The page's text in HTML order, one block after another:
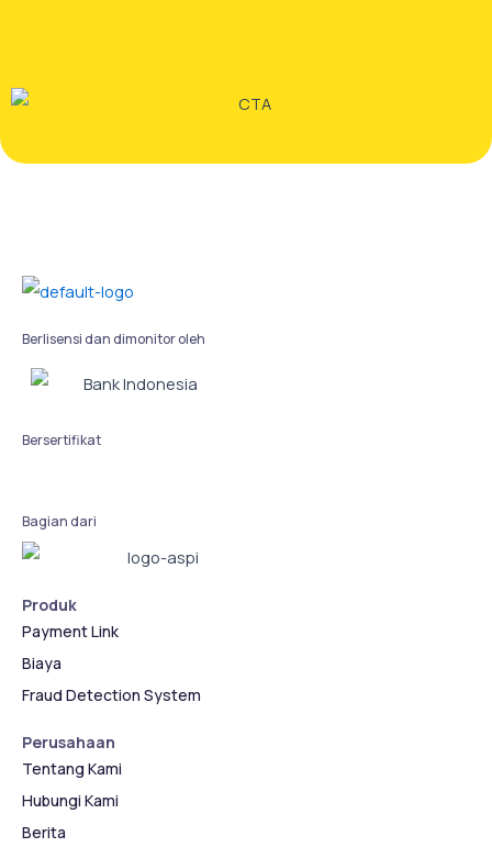
Berlisensi dan dimonitor oleh
Bersertifikat
Bagian dari
Produk
Payment Link
Biaya
Fraud Detection System
Perusahaan
Tentang Kami
Hubungi Kami
Berita